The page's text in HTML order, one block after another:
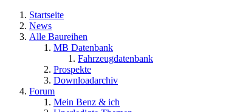
Startseite
News
Alle Baureihen
MB Datenbank
Fahrzeugdatenbank
Prospekte
Downloadarchiv
Forum
Mein Benz & ich